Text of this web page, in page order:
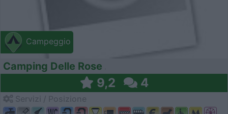
Campeggio
Camping Delle Rose
9,2 4